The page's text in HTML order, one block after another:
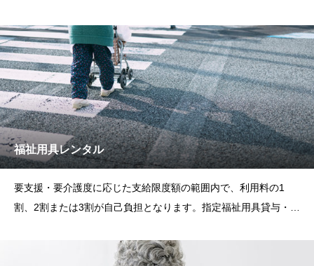
福祉用具レンタル
要支援・要介護度に応じた支給限度額の範囲内で、利用料の1
割、2割または3割が自己負担となります。指定福祉用具貸与・介